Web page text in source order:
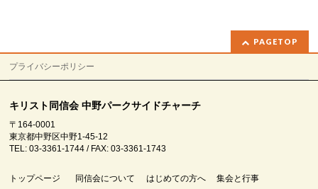
PAGETOP
プライバシーポリシー
キリスト同信会 中野パークサイドチャーチ
〒164-0001
東京都中野区中野1-45-12
TEL: 03-3361-1744 / FAX: 03-3361-1743
トップページ 同信会について はじめての方へ 集会と行事